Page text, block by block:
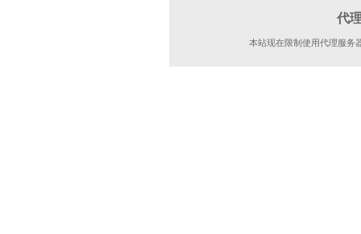
代
本站现在限制使用代理服务